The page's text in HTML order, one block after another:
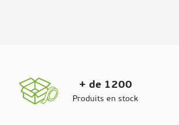
+ de 1200
Produits en stock